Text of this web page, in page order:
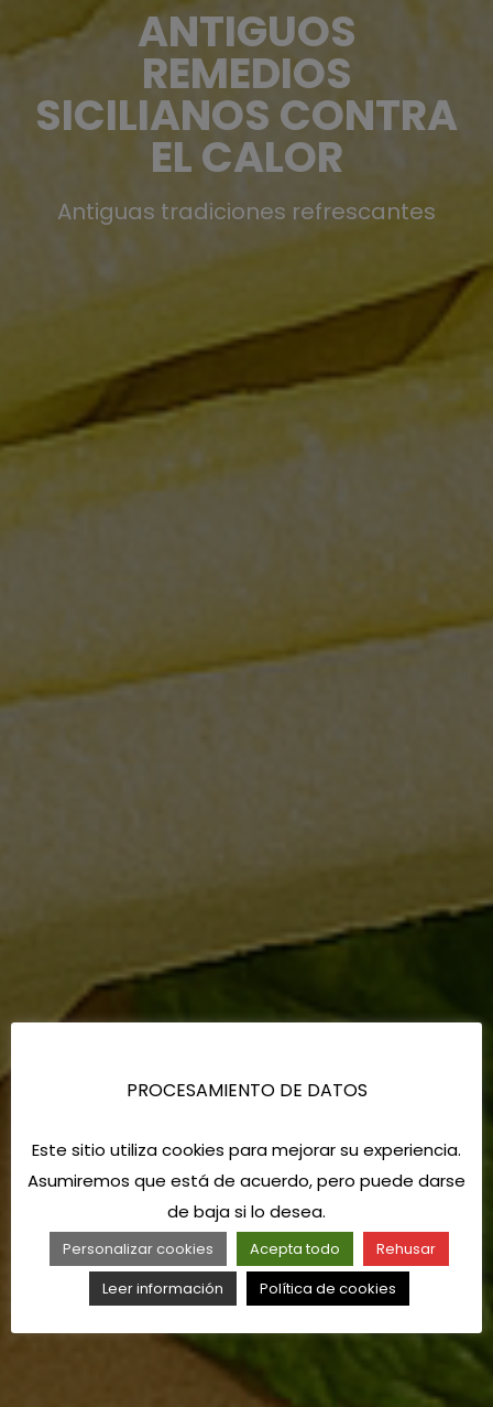
ANTIGUOS
REMEDIOS
SICILIANOS CONTRA
EL CALOR
Antiguas tradiciones refrescantes
PROCESAMIENTO DE DATOS
Este sitio utiliza cookies para mejorar su experiencia.
Asumiremos que está de acuerdo, pero puede darse
de baja si lo desea.
Personalizar cookies Acepta todo
Rehusar
Leer información
Política de cookies